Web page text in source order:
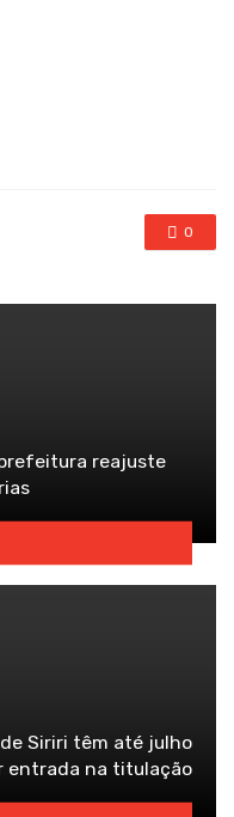
0
reajuste
Siriri têm até julho
entrada na titulação